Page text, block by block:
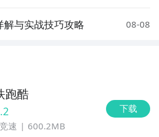
与实战技巧攻略 08-08
跑酷
速 600.2MB
下载